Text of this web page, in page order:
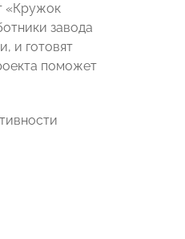
«Кружок
завода
и готовят
поможет